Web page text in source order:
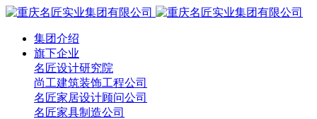
集团介绍
旗下企业
名匠设计研究院
尚工建筑装饰工程公司
名匠家居设计顾问公司
名匠家具制造公司